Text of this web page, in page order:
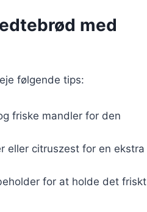
med
følgende tips:
friske mandler for den
eller citruszest for en ekstra
for at holde det friskt